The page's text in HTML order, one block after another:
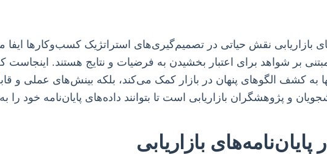
بازاریابی نقش حیاتی در تصمیم‌گیری‌های استراتژیک کسب‌وکارها ایفا
بر شواهد برای اعتبار بخشیدن به فرضیات و نتایج هستند. اینجاست
به کشف الگوهای پنهان در بازار کمک می‌کند، بلکه بینش‌های عملی و
و پژوهشگران بازاریابی است تا بتوانند داده‌های پایان‌نامه خود
بازاریابی